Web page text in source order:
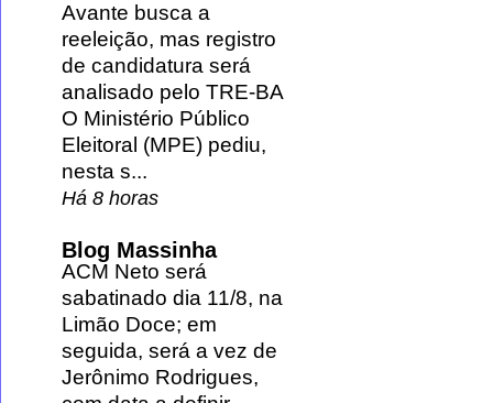
Avante busca a
reeleição, mas registro
de candidatura será
analisado pelo TRE-BA
O Ministério Público
Eleitoral (MPE) pediu,
nesta s...
Há 8 horas
Blog Massinha
ACM Neto será
sabatinado dia 11/8, na
Limão Doce; em
seguida, será a vez de
Jerônimo Rodrigues,